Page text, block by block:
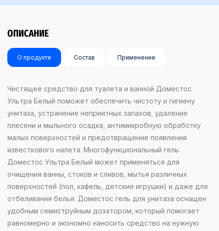
ОПИСАНИЕ
О продукте Состав Применение
Чистящее средство для туалета и ванной Доместос
Ультра Белый поможет обеспечить чистоту и гигиену
унитаза, устранение неприятных запахов, удаление
плесени и мыльного осадка, антимикробную обработку
малых поверхностей и предотвращение появления
известкового налета. Многофункциональный гель
Доместос Ультра Белый может применяться для
очищения ванны, стоков и сливов, мытья различных
поверхностей (пол, кафель, детские игрушки) и даже для
отбеливания белья. Доместос гель для унитаза оснащен
удобным семиструйным дозатором, который помогает
равномерно и экономно наносить средство на нужную